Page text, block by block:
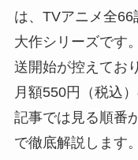
は、TVアニメ全
大作シリーズです
送開始が控えてお
月額550円（税込
記事では見る順番
で徹底解説します。